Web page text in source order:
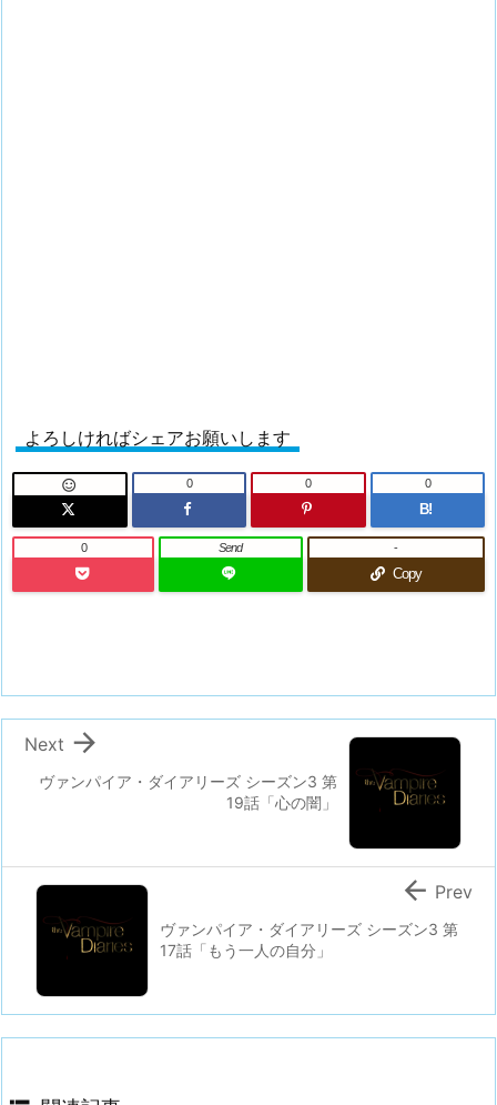
よろしければシェアお願いします
 0 0
B!
0
0 Send
Copy
-
ヴァンパイア・ダイアリーズ シーズン3 第
19話「心の闇」

Next
ヴァンパイア・ダイアリーズ シーズン3 第
17話「もう一人の自分」
 Prev